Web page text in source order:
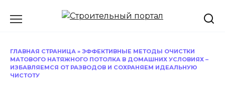
ГЛАВНАЯ СТРАНИЦА » ЭФФЕКТИВНЫЕ МЕТОДЫ ОЧИСТКИ
МАТОВОГО НАТЯЖНОГО ПОТОЛКА В ДОМАШНИХ УСЛОВИЯХ –
ИЗБАВЛЯЕМСЯ ОТ РАЗВОДОВ И СОХРАНЯЕМ ИДЕАЛЬНУЮ
ЧИСТОТУ